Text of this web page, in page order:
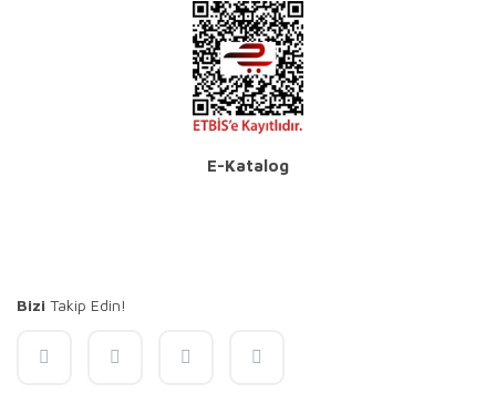
E-Katalog
Bizi Takip Edin!